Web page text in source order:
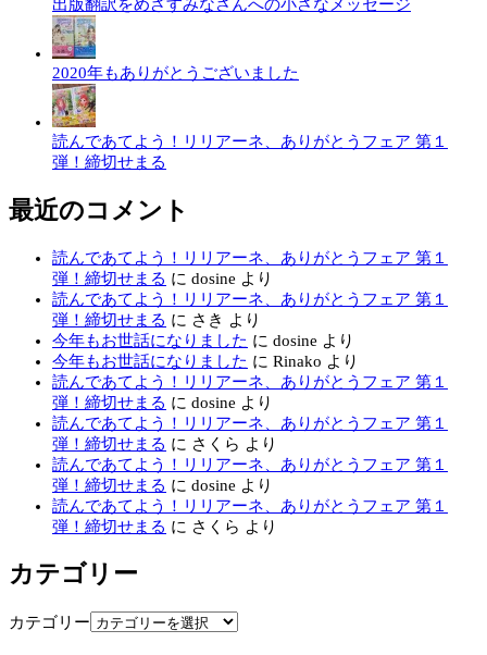
出版翻訳をめざすみなさんへの小さなメッセージ
2020年もありがとうございました
読んであてよう！リリアーネ、ありがとうフェア 第１
弾！締切せまる
最近のコメント
読んであてよう！リリアーネ、ありがとうフェア 第１
弾！締切せまる に dosine より
読んであてよう！リリアーネ、ありがとうフェア 第１
弾！締切せまる に さき より
今年もお世話になりました に dosine より
今年もお世話になりました に Rinako より
読んであてよう！リリアーネ、ありがとうフェア 第１
弾！締切せまる に dosine より
読んであてよう！リリアーネ、ありがとうフェア 第１
弾！締切せまる に さくら より
読んであてよう！リリアーネ、ありがとうフェア 第１
弾！締切せまる に dosine より
読んであてよう！リリアーネ、ありがとうフェア 第１
弾！締切せまる に さくら より
カテゴリー
カテゴリー